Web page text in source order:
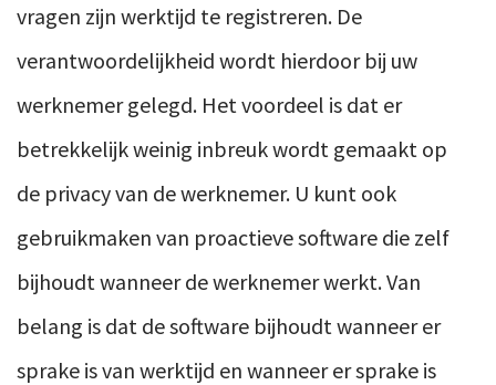
vragen zijn werktijd te registreren. De
verantwoordelijkheid wordt hierdoor bij uw
werknemer gelegd. Het voordeel is dat er
betrekkelijk weinig inbreuk wordt gemaakt op
de privacy van de werknemer. U kunt ook
gebruikmaken van proactieve software die zelf
bijhoudt wanneer de werknemer werkt. Van
belang is dat de software bijhoudt wanneer er
sprake is van werktijd en wanneer er sprake is